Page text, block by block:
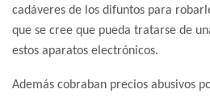
cadáveres de los difuntos para
que se cree que pueda tratarse de
estos aparatos electrónicos.
Además cobraban precios abusivos